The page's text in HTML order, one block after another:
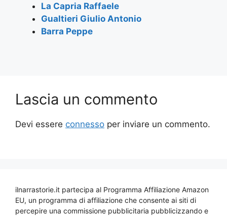
La Capria Raffaele
Gualtieri Giulio Antonio
Barra Peppe
Lascia un commento
Devi essere connesso per inviare un commento.
ilnarrastorie.it partecipa al Programma Affiliazione Amazon
EU, un programma di affiliazione che consente ai siti di
percepire una commissione pubblicitaria pubblicizzando e